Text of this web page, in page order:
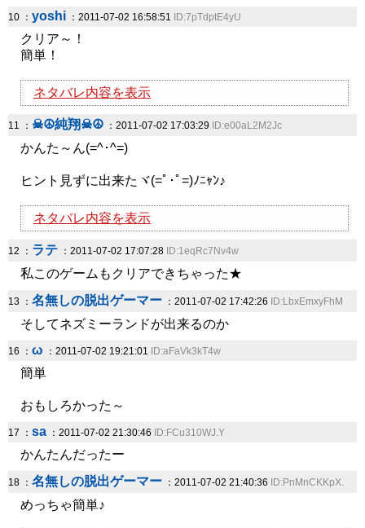
10 ： yoshi ：2011-07-02 16:58:51 ID:7pTdptE4yU
クリア～！
簡単！
ネタバレ内容を表示
11 ： ☠☮純翔☠☮ ：2011-07-02 17:03:29 ID:e00aL2M2Jc
かんた～ん(=^･^=)
ヒント見ずに出来たヾ(=ﾟ･ﾟ=)ﾉﾆｬﾝ♪
ネタバレ内容を表示
12 ： ラテ ：2011-07-02 17:07:28 ID:1eqRc7Nv4w
私このゲームもクリアできちゃった★
13 ： 名無しの脱出ゲーマー ：2011-07-02 17:42:26 ID:LbxEmxyFhM
そしてネズミーランドが出来るのか
16 ： ω ：2011-07-02 19:21:01 ID:aFaVk3kT4w
簡単
おもしろかった～
17 ： sa ：2011-07-02 21:30:46 ID:FCu310WJ.Y
かんたんだったー
18 ： 名無しの脱出ゲーマー ：2011-07-02 21:40:36 ID:PnMnCKKpX.
めっちゃ簡単♪